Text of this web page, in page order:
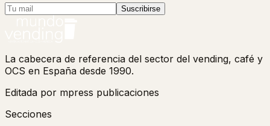
Suscribirse
La cabecera de referencia del sector del vending, café y
OCS en España desde 1990.
Editada por mpress publicaciones
Secciones